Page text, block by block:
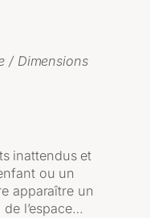
/ Dimensions
inattendus et
ou un
apparaître un
l’espace…